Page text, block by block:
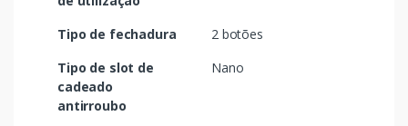
Tipo de fechadura
2 botões
Tipo de slot de
cadeado
antirroubo
Nano